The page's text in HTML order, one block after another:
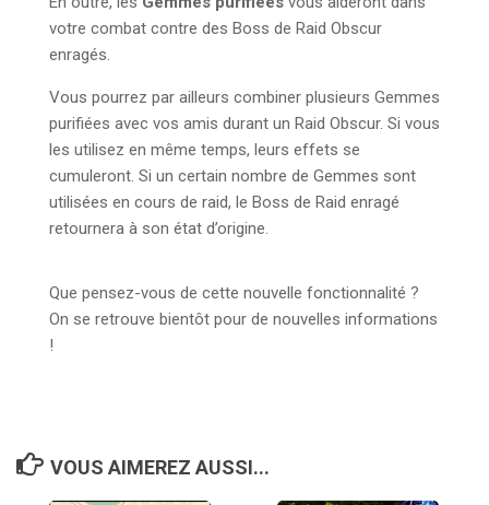
votre combat contre des Boss de Raid Obscur
enragés.
Vous pourrez par ailleurs combiner plusieurs Gemmes
purifiées avec vos amis durant un Raid Obscur. Si vous
les utilisez en même temps, leurs effets se
cumuleront. Si un certain nombre de Gemmes sont
utilisées en cours de raid, le Boss de Raid enragé
retournera à son état d’origine.
Que pensez-vous de cette nouvelle fonctionnalité ?
On se retrouve bientôt pour de nouvelles informations
!
VOUS AIMEREZ AUSSI...